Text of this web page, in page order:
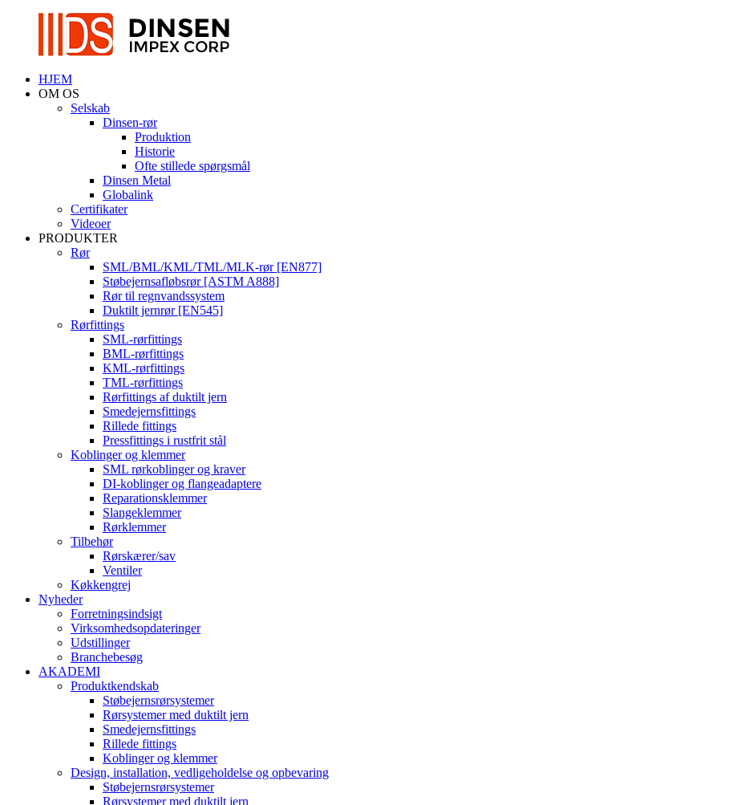
HJEM
OM OS
Selskab
Dinsen-rør
Produktion
Historie
Ofte stillede spørgsmål
Dinsen Metal
Globalink
Certifikater
Videoer
PRODUKTER
Rør
SML/BML/KML/TML/MLK-rør [EN877]
Støbejernsafløbsrør [ASTM A888]
Rør til regnvandssystem
Duktilt jernrør [EN545]
Rørfittings
SML-rørfittings
BML-rørfittings
KML-rørfittings
TML-rørfittings
Rørfittings af duktilt jern
Smedejernsfittings
Rillede fittings
Pressfittings i rustfrit stål
Koblinger og klemmer
SML rørkoblinger og kraver
DI-koblinger og flangeadaptere
Reparationsklemmer
Slangeklemmer
Rørklemmer
Tilbehør
Rørskærer/sav
Ventiler
Køkkengrej
Nyheder
Forretningsindsigt
Virksomhedsopdateringer
Udstillinger
Branchebesøg
AKADEMI
Produktkendskab
Støbejernsrørsystemer
Rørsystemer med duktilt jern
Smedejernsfittings
Rillede fittings
Koblinger og klemmer
Design, installation, vedligeholdelse og opbevaring
Støbejernsrørsystemer
Rørsystemer med duktilt jern